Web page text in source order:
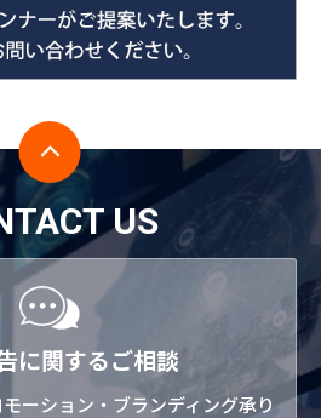
US
に関するご相談
ーション・ブランディング承り